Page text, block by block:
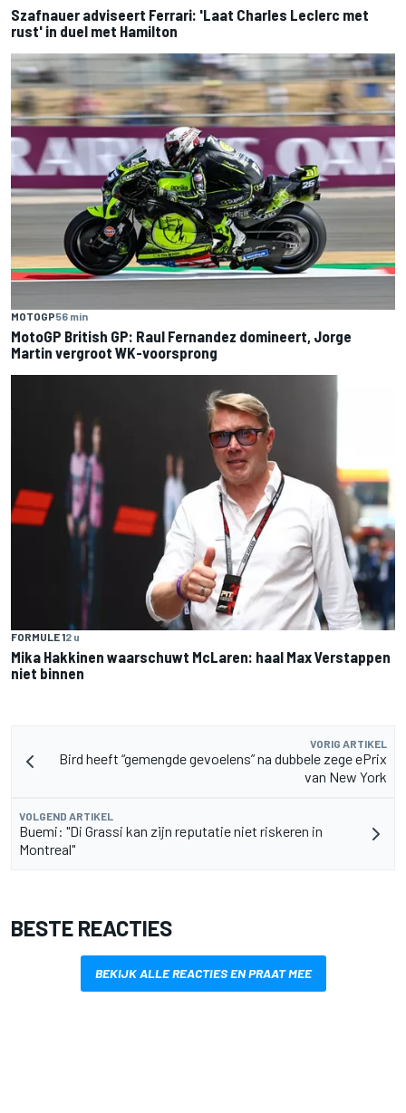
Szafnauer adviseert Ferrari: 'Laat Charles Leclerc met
rust' in duel met Hamilton
MOTOGP56 min
MotoGP British GP: Raul Fernandez domineert, Jorge
Martin vergroot WK-voorsprong
FORMULE 12 u
Mika Hakkinen waarschuwt McLaren: haal Max Verstappen
niet binnen
VORIG ARTIKEL
Bird heeft “gemengde gevoelens” na dubbele zege ePrix
van New York
VOLGEND ARTIKEL
Buemi: "Di Grassi kan zijn reputatie niet riskeren in
Montreal"
BESTE REACTIES
BEKIJK ALLE REACTIES EN PRAAT MEE